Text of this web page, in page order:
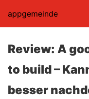
appgemeinde
Review: A
to build –
besser